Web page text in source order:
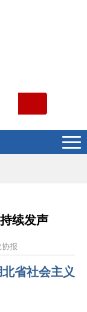
续发声
报
省社会主义